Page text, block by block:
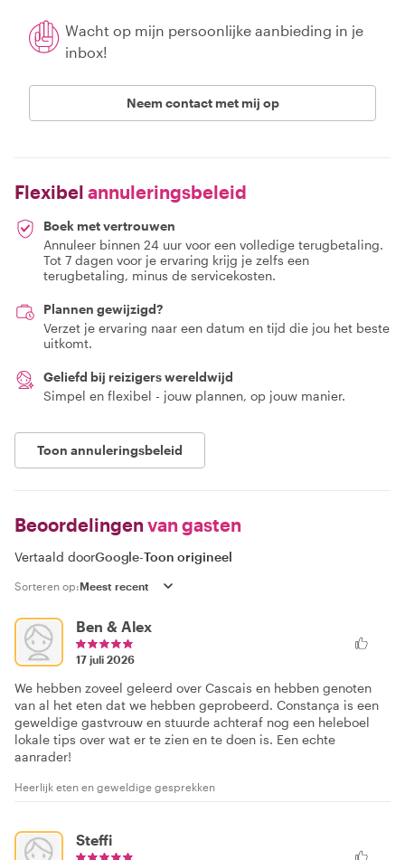
Wacht op mijn persoonlijke aanbieding in je
inbox!
Neem contact met mij op
Flexibel annuleringsbeleid
Boek met vertrouwen
Annuleer binnen 24 uur voor een volledige terugbetaling.
Tot 7 dagen voor je ervaring krijg je zelfs een
terugbetaling, minus de servicekosten.
Plannen gewijzigd?
Verzet je ervaring naar een datum en tijd die jou het beste
uitkomt.
Geliefd bij reizigers wereldwijd
Simpel en flexibel - jouw plannen, op jouw manier.
Toon annuleringsbeleid
Beoordelingen van gasten
Vertaald doorGoogle-Toon origineel
Sorteren op:
Ben & Alex
17 juli 2026
We hebben zoveel geleerd over Cascais en hebben genoten
van al het eten dat we hebben geprobeerd. Constança is een
geweldige gastvrouw en stuurde achteraf nog een heleboel
lokale tips over wat er te zien en te doen is. Een echte
aanrader!
Heerlijk eten en geweldige gesprekken
Steffi